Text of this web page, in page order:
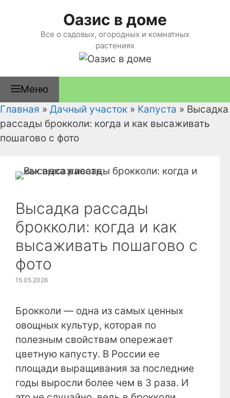
содержимому
Оазис в доме
Все о садовых, огородных и комнатных
растениях
Меню
Главная » Дачный участок » Капуста » Высадка
рассады брокколи: когда и как высаживать
пошагово с фото
Высадка рассады
брокколи: когда и как
высаживать пошагово с
фото
15.05.2026
Брокколи — одна из самых ценных
овощных культур, которая по
полезным свойствам опережает
цветную капусту. В России ее
площади выращивания за последние
годы выросли более чем в 3 раза. И